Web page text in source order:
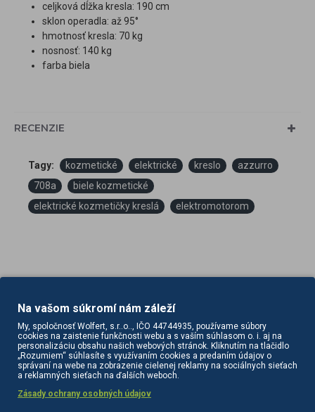
celjková dĺžka kresla: 190 cm
sklon operadla: až 95°
hmotnosť kresla: 70 kg
nosnosť: 140 kg
farba biela
RECENZIE
Tagy: kozmetické elektrické kreslo
azzurro
708a
biele kozmetické
elektrické kozmetičky kreslá
elektromotorom
PODOBNÉ PRODUKTY SÚVISIACE PRODUKTY
Na vašom súkromí nám záleží
My, spoločnosť Wolfert, s.r..o.., IČO 44744935, používame súbory
cookies na zaistenie funkčnosti webu a s vaším súhlasom o. i. aj na
personalizáciu obsahu našich webových stránok. Kliknutím na tlačidlo
„Rozumiem“ súhlasíte s využívaním cookies a predaním údajov o
správaní na webe na zobrazenie cielenej reklamy na sociálnych sieťach
a reklamných sieťach na ďalších weboch.
Zásady ochrany osobných údajov